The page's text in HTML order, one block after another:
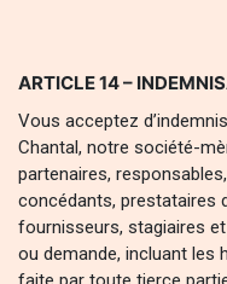
ARTICLE 14 –
Vous acceptez
Chantal, notre société-
partenaires,
concédants, prestataires
fournisseurs, stagiaires
ou demande, incluant les